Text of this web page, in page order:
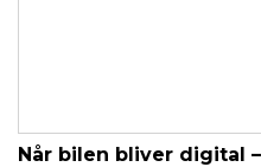
Når bilen bliver digital